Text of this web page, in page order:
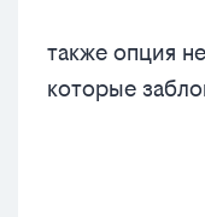
также опция
которые